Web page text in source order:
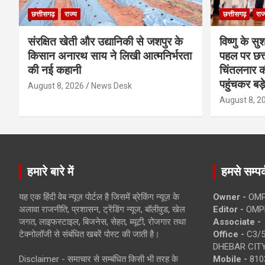
छत्तीसगढ़ राज्य
संरक्षित खेती और उद्यानिकी से जशपुर के
किसान अनारथ साय ने लिखी आत्मनिर्भरता
की नई कहानी
August 8, 2026 News Desk
छत्तीसगढ़
विष्णु के
पहल पर
चिंतलनार
पहुंचकर बड़े
August 8,
हमारे बारे में
यह एक हिंदी वेब न्यूज़ पोर्टल है जिसमें ब्रेकिंग न्यूज़ के
अलावा राजनीति, प्रशासन, ट्रेंडिंग न्यूज, बॉलीवुड, खेल
जगत, लाइफस्टाइल, बिजनेस, सेहत, ब्यूटी, रोजगार तथा
टेक्नोलॉजी से संबंधित खबरें पोस्ट की जाती है।
Disclaimer - समाचार से सम्बंधित किसी भी तरह के
हमसे
Owner -
Editor -
Associate -
Office - C3/
DHEBAR
Mobile -